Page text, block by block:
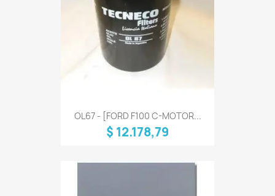
OL67 - [FORD F100 C-MOTOR...
$ 12.178,79